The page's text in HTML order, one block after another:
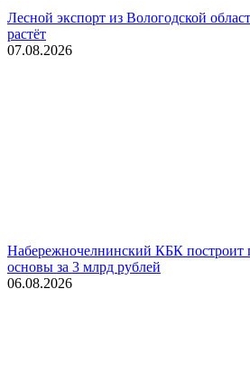
Лесной экспорт из Вологодской
растёт
07.08.2026
Набережночелнинский КБК построит
основы за 3 млрд рублей
06.08.2026